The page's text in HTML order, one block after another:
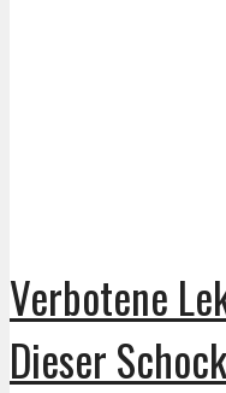
Verbotene
Dieser